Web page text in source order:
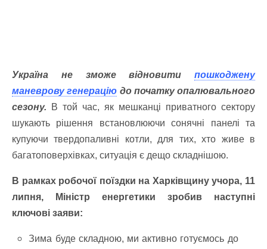
Україна не зможе відновити пошкоджену
маневрову генерацію до початку опалювального
сезону. В той час, як мешканці приватного сектору
шукають рішення встановлюючи сонячні панелі та
купуючи твердопаливні котли, для тих, хто живе в
багатоповерхівках, ситуація є дещо складнішою.
В рамках робочої поїздки на Харківщину учора, 11
липня, Міністр енергетики зробив наступні
ключові заяви:
Зима буде складною, ми активно готуємось до